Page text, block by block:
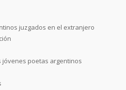
juzgados en el extranjero
jóvenes poetas argentinos